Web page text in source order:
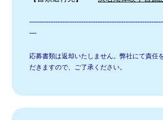
---
応募書類は返却いたしません。弊社にて責任
だきますので、ご了承ください。